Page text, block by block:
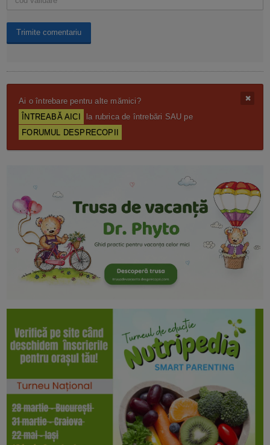
Ai o întrebare pentru alte mămici?
ÎNTREABĂ AICI
la rubrica de întrebări SAU pe
FORUMUL DESPRECOPII